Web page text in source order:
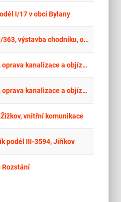
I/17 v obci Bylany
Rekonstrukce silnice II/363, výstavba chodníku, oprava vodovodu – Pomezí
Rozšíření komunikace, oprava kanalizace a objízdná trasa - lokalita RD ČTVRTKY K HORÁM
Rozšíření komunikace, oprava kanalizace a objízdná trasa - lokalita RD ČTVRTKY K HORÁM - OPAKOVANÉ ŘÍZENÍ I
vnitřní komunikace
podél III-3594, Jiříkov
Rozstání